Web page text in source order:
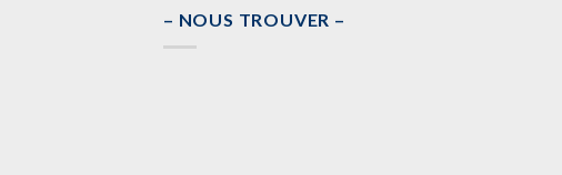
– NOUS TROUVER –